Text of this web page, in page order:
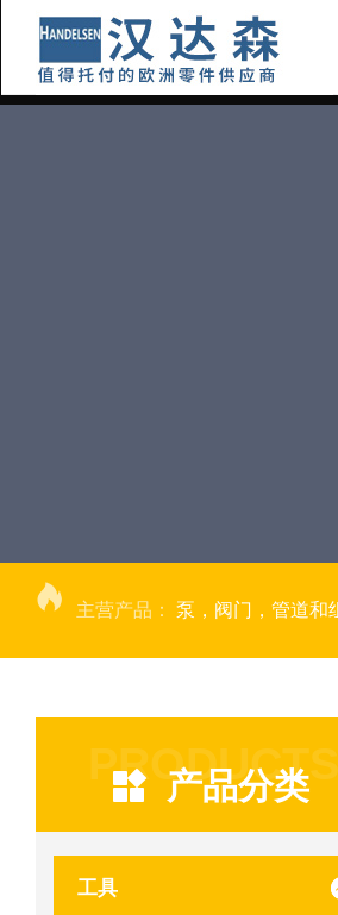
主营产品： 泵，阀门，管道和
PRODUCTS
产品分类
工具